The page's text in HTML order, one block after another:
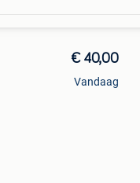
€ 40,00
Vandaag